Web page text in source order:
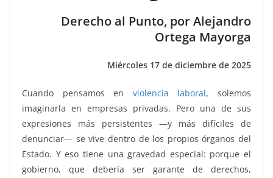
Derecho al Punto, por Alejandro
Ortega Mayorga
Miércoles 17 de diciembre de 2025
Cuando pensamos en violencia laboral, solemos
imaginarla en empresas privadas. Pero una de sus
expresiones más persistentes —y más difíciles de
denunciar— se vive dentro de los propios órganos del
Estado. Y eso tiene una gravedad especial: porque el
gobierno, que debería ser garante de derechos,